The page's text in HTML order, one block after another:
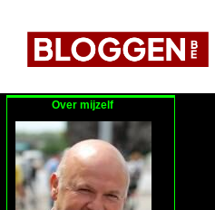
Over mijzelf